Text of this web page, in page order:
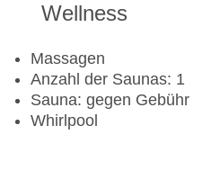
Wellness
Massagen
Anzahl der Saunas: 1
Sauna: gegen Gebühr
Whirlpool